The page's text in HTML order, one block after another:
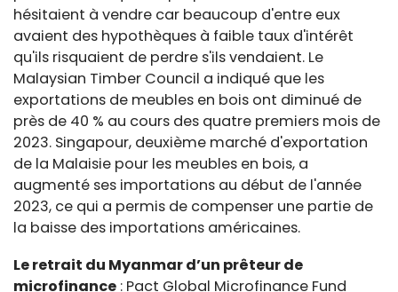
hésitaient à vendre car beaucoup d'entre eux
avaient des hypothèques à faible taux d'intérêt
qu'ils risquaient de perdre s'ils vendaient. Le
Malaysian Timber Council a indiqué que les
exportations de meubles en bois ont diminué de
près de 40 % au cours des quatre premiers mois de
2023. Singapour, deuxième marché d'exportation
de la Malaisie pour les meubles en bois, a
augmenté ses importations au début de l'année
2023, ce qui a permis de compenser une partie de
la baisse des importations américaines.
Le retrait du Myanmar d’un prêteur de
microfinance : Pact Global Microfinance Fund